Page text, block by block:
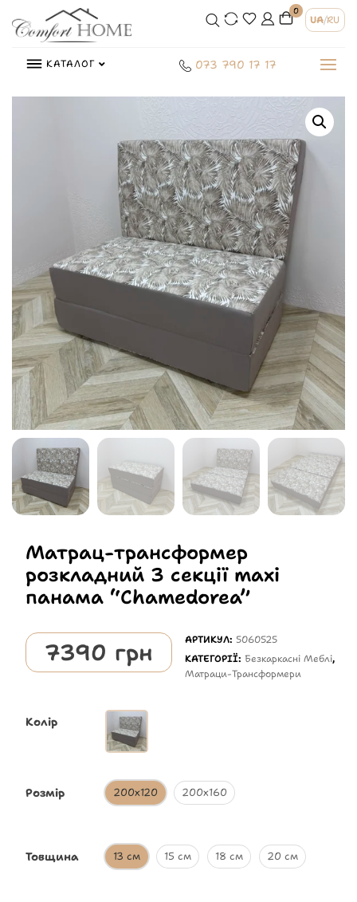
0
UA/RU
КАТАЛОГ 073 790 17 17
Матрац-трансформер
розкладний 3 секції maxi
панама “Chamedorea”
7390 грн АРТИКУЛ: 5060525
КАТЕГОРІЇ: Безкаркасні Меблі,
Матраци-Трансформери
Колір
Розмір 200х120 200х160
Товщина 13 см 15 см 18 см 20 см